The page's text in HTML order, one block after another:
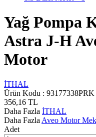
Yağ Pompa
Astra J-H
Motor
İTHAL
Ürün Kodu : 93177338PRK
356,16 TL
Daha Fazla İTHAL
Daha Fazla Aveo Motor
Adet